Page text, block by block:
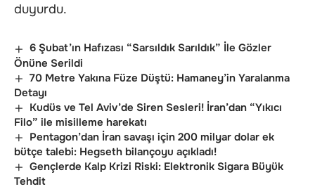
duyurdu.
6 Şubat’ın Hafızası “Sarsıldık Sarıldık” İle Gözler
Önüne Serildi
70 Metre Yakına Füze Düştü: Hamaney’in Yaralanma
Detayı
Kudüs ve Tel Aviv’de Siren Sesleri! İran’dan “Yıkıcı
Filo” ile misilleme harekatı
Pentagon’dan İran savaşı için 200 milyar dolar ek
bütçe talebi: Hegseth bilançoyu açıkladı!
Gençlerde Kalp Krizi Riski: Elektronik Sigara Büyük
Tehdit